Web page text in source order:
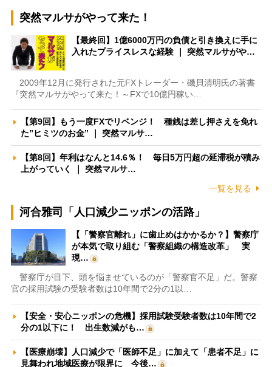
突然マルサがやって来た！
【最終回】1億6000万円の負債と引き換えに手に
入れたプライスレスな経験 ｜ 突然マルサがや…
2009年12月に発行された元FXトレーダー・磯貝清明氏の著書
『突然マルサがやって来た！～FXで10億円稼い…
【第9回】もう一度FXでリベンジ！ 種銭は差し押さえを免れ
た”ヒミツのお金” ｜ 突然マルサ…
【第8回】年利はなんと14.6％！ 毎日5万円超の延滞税が積み
上がっていく ｜ 突然マルサ…
一覧を見る
河合雅司「人口減少ニッポンの活路」
【「警察官離れ」に歯止めはかかるか？】警察庁
が本気で取り組む「警察組織の構造改革」 実
現…
警察庁が目下、頭を悩ませているのが「警察官不足」だ。警察
官の採用試験の受験者数は10年間で2分の1以…
【安全・安心ニッポンの危機】採用試験受験者数は10年間で2
分の1以下に！ 出生数減がも…
【医療崩壊】人口減少で「医師不足」に加えて「患者不足」に
見舞われ地域医療が限界に 今後…